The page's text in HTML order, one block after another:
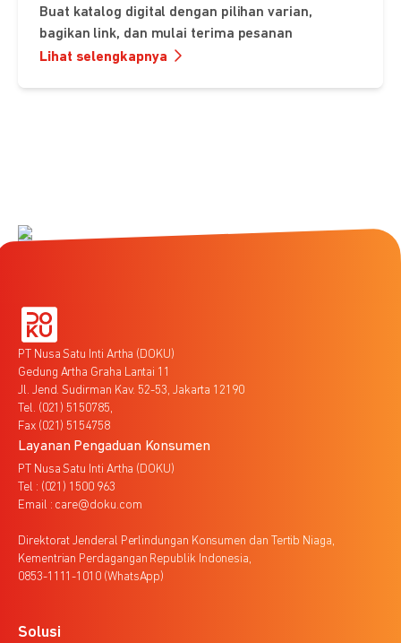
Buat katalog digital dengan pilihan varian,
bagikan link, dan mulai terima pesanan
Lihat selengkapnya
PT Nusa Satu Inti Artha (DOKU)
Gedung Artha Graha Lantai 11
Jl. Jend. Sudirman Kav. 52-53, Jakarta 12190
Tel. (021) 5150785,
Fax (021) 5154758
Layanan Pengaduan Konsumen
PT Nusa Satu Inti Artha (DOKU)
Tel : (021) 1500 963
Email : care@doku.com
Direktorat Jenderal Perlindungan Konsumen dan Tertib Niaga,
Kementrian Perdagangan Republik Indonesia,
0853-1111-1010 (WhatsApp)
Solusi